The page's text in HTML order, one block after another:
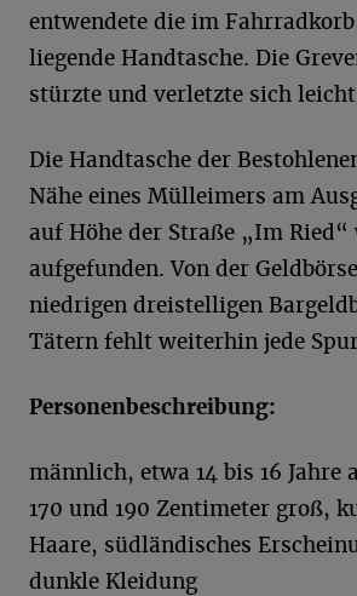
entwendete die im
liegende Handtasche. Die
stürzte und verletzte sich
Die Handtasche der
Nähe eines Mülleimers am
auf Höhe der Straße „Im Ried“
aufgefunden. Von der
niedrigen dreistelligen
Tätern fehlt weiterhin jede
Personenbeschreibung:
männlich, etwa 14 bis 16 Jahre
170 und 190 Zentimeter groß,
Haare, südländisches
dunkle Kleidung